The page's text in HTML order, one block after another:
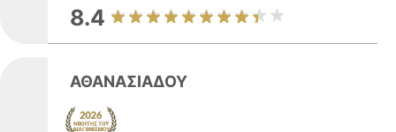
8.4
ΑΘΑΝΑΣΙΑΔΟΥ